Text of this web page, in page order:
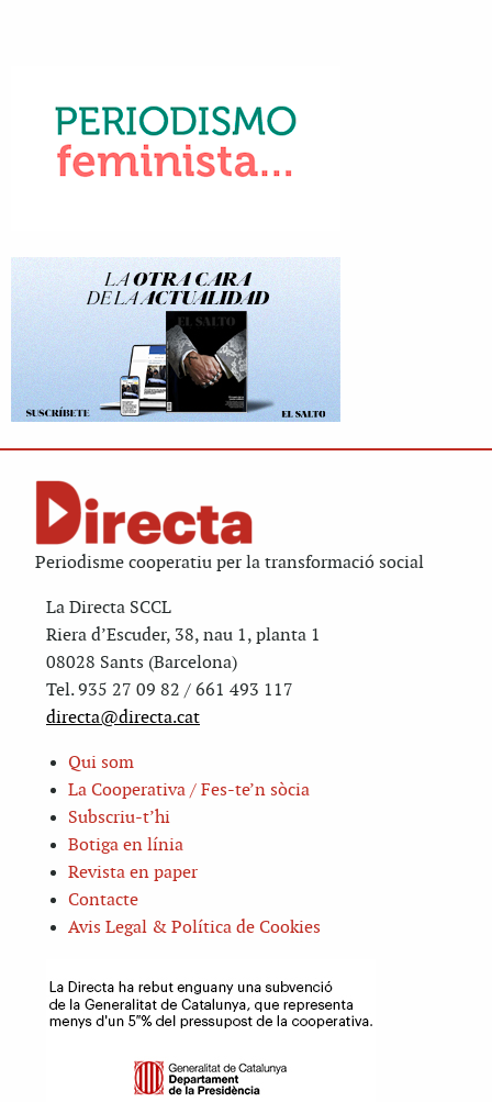
Periodisme cooperatiu per la transformació social
La Directa SCCL
Riera d’Escuder, 38, nau 1, planta 1
08028 Sants (Barcelona)
Tel. 935 27 09 82 / 661 493 117
directa@directa.cat
Qui som
La Cooperativa / Fes-te’n sòcia
Subscriu-t’hi
Botiga en línia
Revista en paper
Contacte
Avis Legal & Política de Cookies